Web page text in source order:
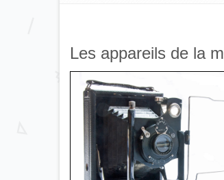
Les appareils de la